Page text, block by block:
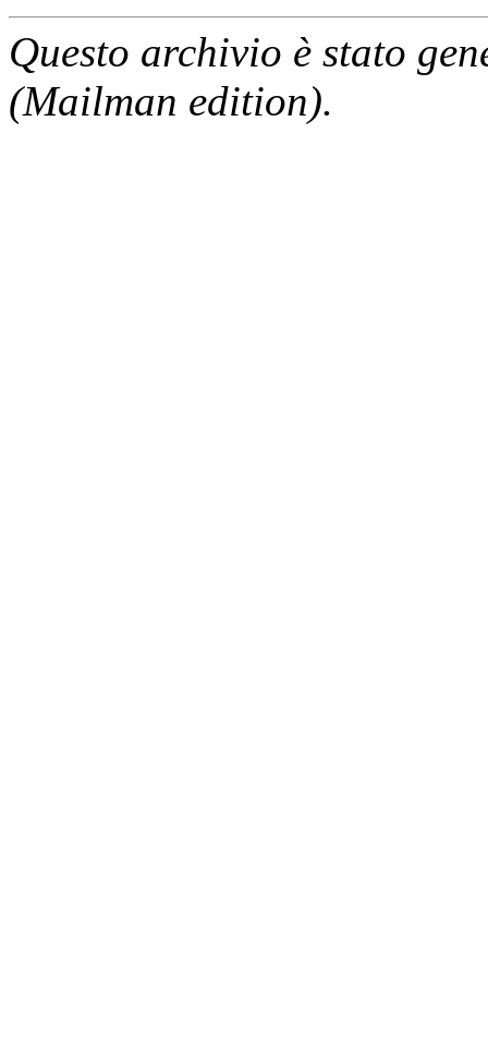
Questo archivio è stato
(Mailman edition).